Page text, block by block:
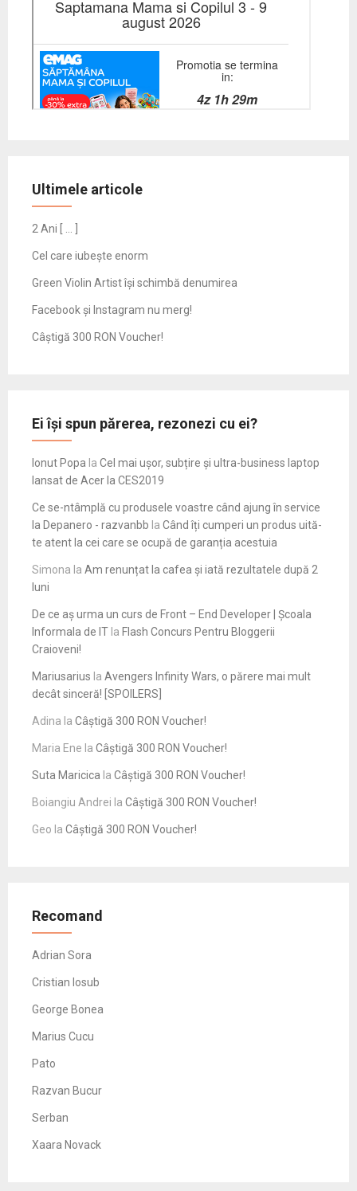
Ultimele articole
2 Ani [ … ]
Cel care iubește enorm
Green Violin Artist își schimbă denumirea
Facebook și Instagram nu merg!
Câștigă 300 RON Voucher!
Ei își spun părerea, rezonezi cu ei?
Ionut Popa la Cel mai ușor, subțire și ultra-business laptop
lansat de Acer la CES2019
Ce se-ntâmplă cu produsele voastre când ajung în service
la Depanero - razvanbb la Când îți cumperi un produs uită-
te atent la cei care se ocupă de garanția acestuia
Simona la Am renunțat la cafea și iată rezultatele după 2
luni
De ce aș urma un curs de Front – End Developer | Școala
Informala de IT la Flash Concurs Pentru Bloggerii
Craioveni!
Mariusarius la Avengers Infinity Wars, o părere mai mult
decât sinceră! [SPOILERS]
Adina la Câștigă 300 RON Voucher!
Maria Ene la Câștigă 300 RON Voucher!
Suta Maricica la Câștigă 300 RON Voucher!
Boiangiu Andrei la Câștigă 300 RON Voucher!
Geo la Câștigă 300 RON Voucher!
Recomand
Adrian Sora
Cristian Iosub
George Bonea
Marius Cucu
Pato
Razvan Bucur
Serban
Xaara Novack